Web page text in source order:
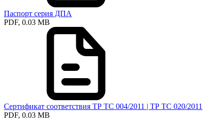
Паспорт серия ДПА
PDF, 0.03 MB
Сертификат соответствия ТР ТС 004/2011 | ТР ТС 020/2011
PDF, 0.03 MB